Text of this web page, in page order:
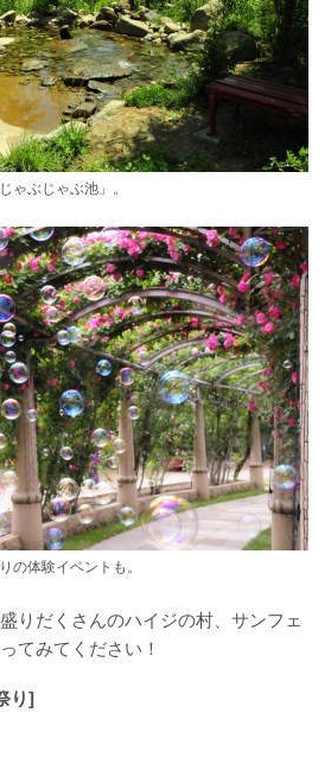
ゃぶじゃぶ池」。
の体験イベントも。
りだくさんのハイジの村、サンフェ
てみてください！
り]